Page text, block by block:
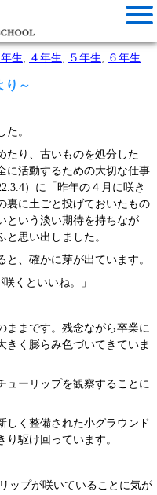
年生 ４年生 ５年生 ６年生
り～
。
たり、古いものを処分した
に活動するための大切な仕事
）に「昨年の４月に咲き
裏に土ごと投げておいたもの
という淡い期待を持ちなが
思い出しました。
、確かに芽が出ています。
くといいね。」
ままです。残念ながら卒業に
きく膨らみ色づいてきていま
ューリップを観察することに
しく整備された小グラウンド
駆け回っています。
ップが咲いていることに気が